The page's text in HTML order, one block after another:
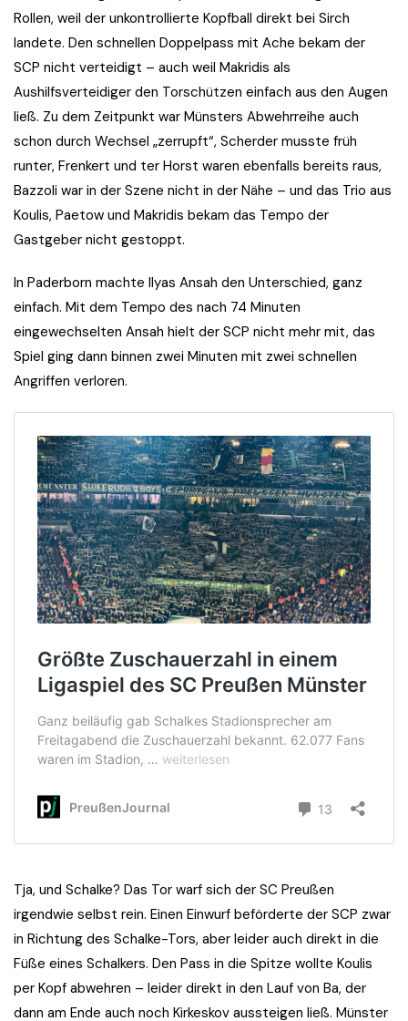
Rollen, weil der unkontrollierte Kopfball direkt bei Sirch
landete. Den schnellen Doppelpass mit Ache bekam der
SCP nicht verteidigt – auch weil Makridis als
Aushilfsverteidiger den Torschützen einfach aus den Augen
ließ. Zu dem Zeitpunkt war Münsters Abwehrreihe auch
schon durch Wechsel „zerrupft“, Scherder musste früh
runter, Frenkert und ter Horst waren ebenfalls bereits raus,
Bazzoli war in der Szene nicht in der Nähe – und das Trio aus
Koulis, Paetow und Makridis bekam das Tempo der
Gastgeber nicht gestoppt.
In Paderborn machte Ilyas Ansah den Unterschied, ganz
einfach. Mit dem Tempo des nach 74 Minuten
eingewechselten Ansah hielt der SCP nicht mehr mit, das
Spiel ging dann binnen zwei Minuten mit zwei schnellen
Angriffen verloren.
Tja, und Schalke? Das Tor warf sich der SC Preußen
irgendwie selbst rein. Einen Einwurf beförderte der SCP zwar
in Richtung des Schalke-Tors, aber leider auch direkt in die
Füße eines Schalkers. Den Pass in die Spitze wollte Koulis
per Kopf abwehren – leider direkt in den Lauf von Ba, der
dann am Ende auch noch Kirkeskov aussteigen ließ. Münster